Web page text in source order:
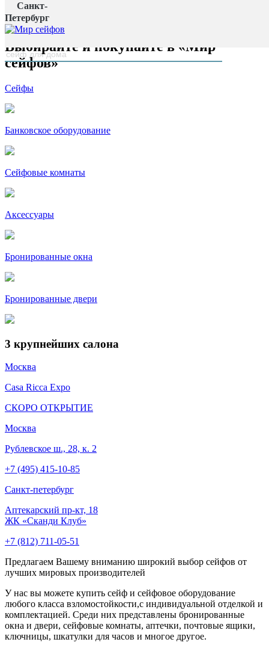
Санкт-
Петербург
Главная страница
наверх
Выбирайте и покупайте в «Мир
сейфов»
Сейфы
Банковское оборудование
Сейфовые комнаты
Аксессуары
Бронированные окна
Бронированные двери
3 крупнейших салона
Москва
Casa Ricca Expo
СКОРО ОТКРЫТИЕ
Москва
Рублевское ш., 28, к. 2
+7 (495) 415-10-85
Cанкт-петербург
Аптекарский пр-кт, 18
ЖК «Сканди Клуб»
+7 (812) 711-05-51
Предлагаем Вашему вниманию широкий выбор сейфов от
лучших мировых производителей
У нас вы можете купить сейф и сейфовое оборудование
любого класса взломостойкости,с индивидуальной отделкой и
комплектацией. Среди них представлены бронированные
окна и двери, сейфовые комнаты, аптечки, почтовые ящики,
ключницы, шкатулки для часов и многое другое.